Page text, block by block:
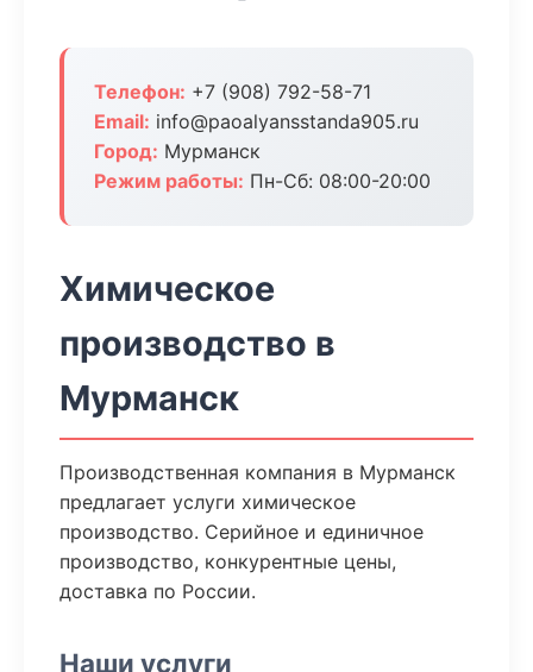
Телефон: +7 (908) 792-58-71
Email: info@paoalyansstanda905.ru
Город: Мурманск
Режим работы: Пн-Сб: 08:00-20:00
Химическое
производство в
Мурманск
Производственная компания в Мурманск
предлагает услуги химическое
производство. Серийное и единичное
производство, конкурентные цены,
доставка по России.
Наши услуги